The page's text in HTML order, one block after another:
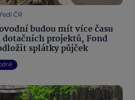
ČR
budou mít více času
projektů, Fond
splátky půjček